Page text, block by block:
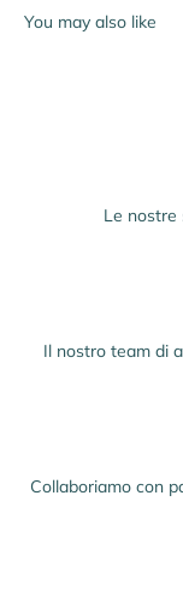
Le nostre
Il nostro team di
Collaboriamo con